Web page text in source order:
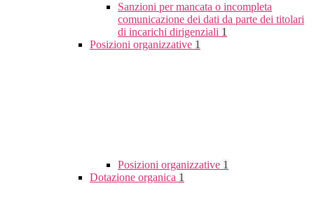
Sanzioni per mancata o incompleta
comunicazione dei dati da parte dei titolari
di incarichi dirigenziali 1
Posizioni organizzative 1
Posizioni organizzative 1
Dotazione organica 1